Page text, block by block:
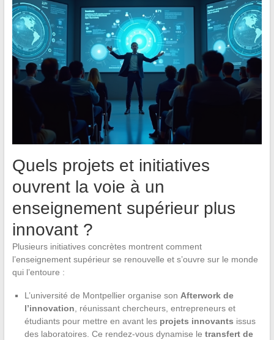
Quels projets et initiatives
ouvrent la voie à un
enseignement supérieur plus
innovant ?
Plusieurs initiatives concrètes montrent comment
l’enseignement supérieur se renouvelle et s’ouvre sur le monde
qui l’entoure :
L’université de Montpellier organise son Afterwork de
l’innovation , réunissant chercheurs, entrepreneurs et
étudiants pour mettre en avant les projets innovants issus
des laboratoires. Ce rendez-vous dynamise le transfert de